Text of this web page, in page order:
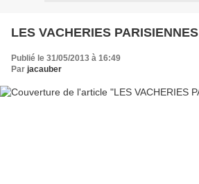
LES VACHERIES PARISIENNES
Publié le 31/05/2013 à 16:49
Par jacauber